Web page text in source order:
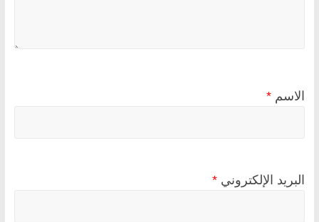
الاسم *
البريد الإلكتروني *